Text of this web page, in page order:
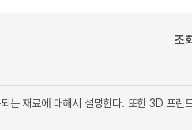
조
는 재료에 대해서 설명한다. 또한 3D 프린